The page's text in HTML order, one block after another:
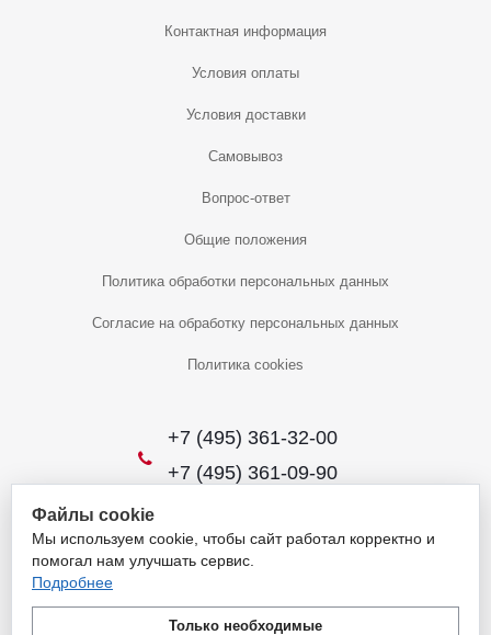
Контактная информация
Условия оплаты
Условия доставки
Самовывоз
Вопрос-ответ
Общие положения
Политика обработки персональных данных
Согласие на обработку персональных данных
Политика cookies
+7 (495) 361-32-00
+7 (495) 361-09-90
2026 © Уникальный интернет-магазин
Обращаем ваше внимание на то, что данный интернет-сайт носит
не является публичной офертой, определяемой положениями
Файлы cookie
Мы используем cookie, чтобы сайт работал корректно и
помогал нам улучшать сервис.
Подробнее
Только необходимые